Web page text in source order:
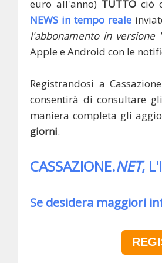
euro all'anno) TUTTO ciò
NEWS in tempo reale
l'abbonamento in versione
Apple e Android con le
Registrandosi a
consentirà di consultare
maniera completa gli
giorni.
CASSAZIONE.NET,
Se desidera maggiori